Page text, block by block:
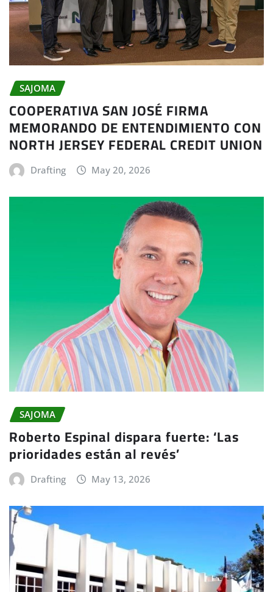
SAJOMA
COOPERATIVA SAN JOSÉ FIRMA
MEMORANDO DE ENTENDIMIENTO CON
NORTH JERSEY FEDERAL CREDIT UNION
Drafting May 20, 2026
SAJOMA
Roberto Espinal dispara fuerte: ‘Las
prioridades están al revés’
Drafting May 13, 2026